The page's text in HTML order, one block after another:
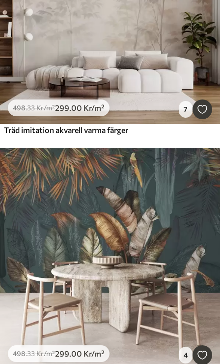
498.33Kr/m²299.00 Kr/m² 7
Träd imitation akvarell varma färger
498.33Kr/m²299.00 Kr/m² 4